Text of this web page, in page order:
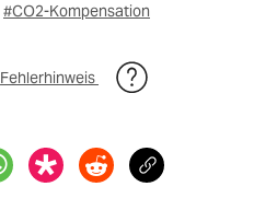
#CO2-Kompensation
Fehlerhinweis